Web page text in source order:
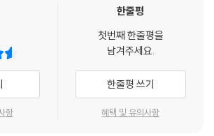
는 구조, 명시적으로 드러나 있는 정치 구조는 물
왔는데, 이 작품은 바로 그러한 왕멍 문학의 개성
되어 외딴 시골로 내려간 진실하고 순수한 한 인
항
한줄평
첫번째 한줄평을
남겨주세요.
한줄평 쓰기
혜택 및 유의사항